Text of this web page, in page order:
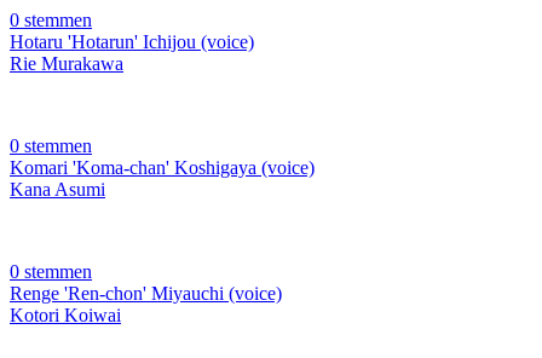
0 stemmen
Hotaru 'Hotarun' Ichijou (voice)
Rie Murakawa
0 stemmen
Komari 'Koma-chan' Koshigaya (voice)
Kana Asumi
0 stemmen
Renge 'Ren-chon' Miyauchi (voice)
Kotori Koiwai